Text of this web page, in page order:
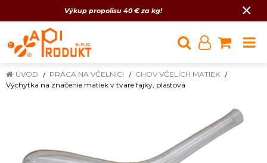
Výkup propolisu 40 € za kg! ×
ÚVOD PRÁCA NA VČELNICI
CHOV VČELÍCH MATIEK
Výchytka na značenie matiek v tvare fajky, plastová